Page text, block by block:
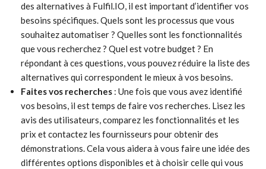
des alternatives à Fulfil.IO, il est important d’identifier vos
besoins spécifiques. Quels sont les processus que vous
souhaitez automatiser ? Quelles sont les fonctionnalités
que vous recherchez ? Quel est votre budget ? En
répondant à ces questions, vous pouvez réduire la liste des
alternatives qui correspondent le mieux à vos besoins.
Faites vos recherches : Une fois que vous avez identifié
vos besoins, il est temps de faire vos recherches. Lisez les
avis des utilisateurs, comparez les fonctionnalités et les
prix et contactez les fournisseurs pour obtenir des
démonstrations. Cela vous aidera à vous faire une idée des
différentes options disponibles et à choisir celle qui vous